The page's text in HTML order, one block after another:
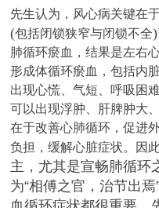
先生认为，风心病关键在
(包括闭锁狭窄与闭锁不全)
肺循环瘀血，结果是左右
形成体循环瘀血，包括内
出现心慌、气短、呼吸困
可以出现浮肿、肝脾肿大
在于改善心肺循环，促进
负担，缓解心脏症状。因
主，尤其是宣畅肺循环
为“相傅之官，治节出焉